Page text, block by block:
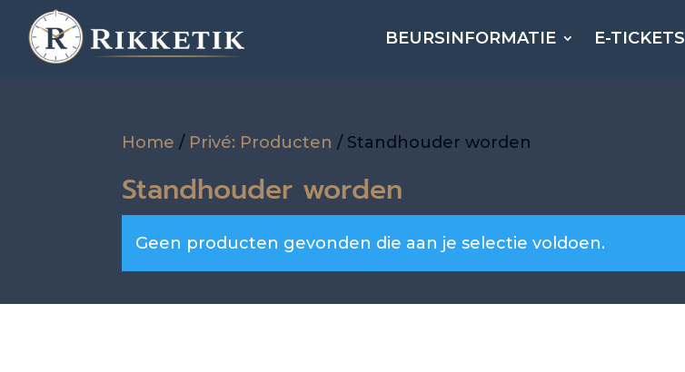
BEURSINFORMATIE E-TICKETS
Home / Privé: Producten / Standhouder worden
Standhouder worden
Geen producten gevonden die aan je selectie voldoen.